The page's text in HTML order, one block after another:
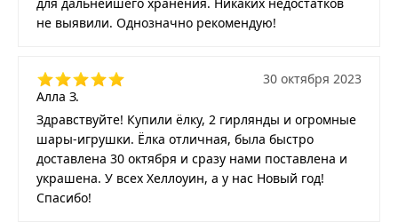
не выявили. Однозначно рекомендую!
Алла З.
30 октября 2023
Здравствуйте! Купили ёлку, 2 гирлянды и огромные
шары-игрушки. Ёлка отличная, была быстро
доставлена 30 октября и сразу нами поставлена и
украшена. У всех Хеллоуин, а у нас Новый год!
Спасибо!